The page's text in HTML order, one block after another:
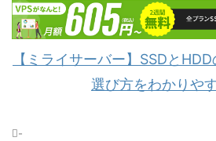
【ミライサーバー】SSDと
選び方をわかりや
-